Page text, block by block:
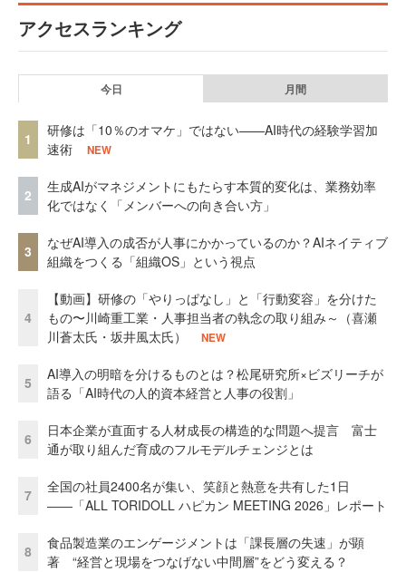
アクセスランキング
今日 月間
1
研修は「10％のオマケ」ではない——AI時代の経験学習加
速術
NEW
2
生成AIがマネジメントにもたらす本質的変化は、業務効率
化ではなく「メンバーへの向き合い方」
3
なぜAI導入の成否が人事にかかっているのか？AIネイティブ
組織をつくる「組織OS」という視点
4
【動画】研修の「やりっぱなし」と「行動変容」を分けた
もの〜川崎重工業・人事担当者の執念の取り組み～（喜瀬
川蒼太氏・坂井風太氏）
NEW
5
AI導入の明暗を分けるものとは？松尾研究所×ビズリーチが
語る「AI時代の人的資本経営と人事の役割」
6
日本企業が直面する人材成長の構造的な問題へ提言 富士
通が取り組んだ育成のフルモデルチェンジとは
7
全国の社員2400名が集い、笑顔と熱意を共有した1日
――「ALL TORIDOLL ハピカン MEETING 2026」レポート
8
食品製造業のエンゲージメントは「課長層の失速」が顕
著 “経営と現場をつなげない中間層”をどう変える？